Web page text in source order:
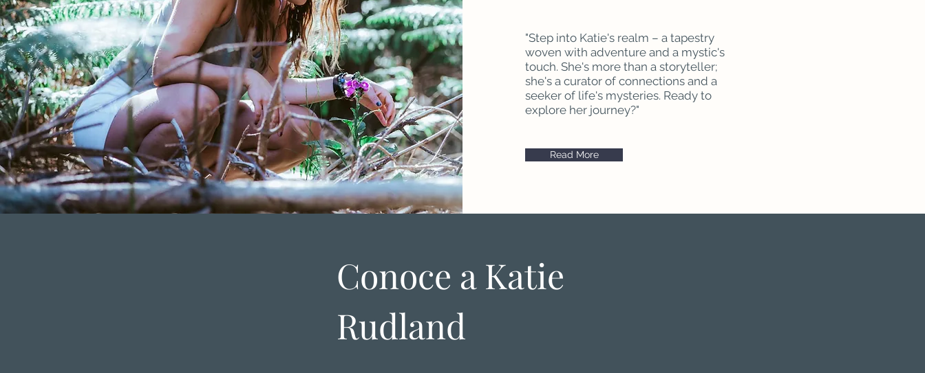
"Step into Katie's realm – a tapestry
woven with adventure and a mystic's
touch. She's more than a storyteller;
she's a curator of connections and a
seeker of life's mysteries. Ready to
explore her journey?"
Read More
Conoce a Katie
Rudland